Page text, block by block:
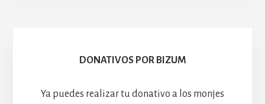
Hospedería
DONATIVOS POR BIZUM
Ya puedes realizar tu donativo a los monjes